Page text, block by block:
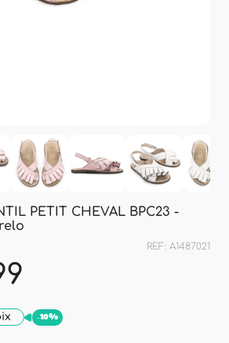
PETIT CHEVAL BPC23 -
REF: A1487021
-10%